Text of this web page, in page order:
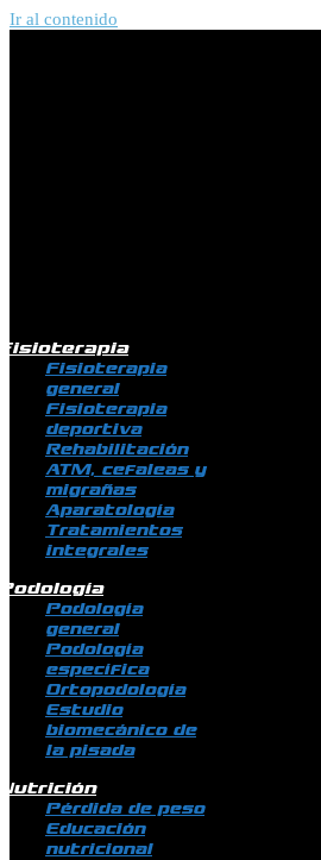
Ir al contenido
Fisioterapia
general
Fisioterapia
deportiva
Rehabilitación
ATM, cefaleas y
migrañas
Aparatología
Tratamientos
integrales
Podología
general
Podología
específica
Ortopodología
Estudio
biomecánico de
la pisada
Pérdida de peso
Educación
nutricional